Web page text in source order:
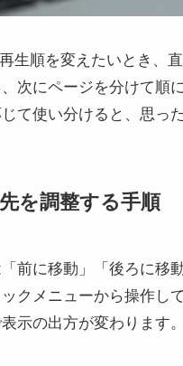
生順を変えたいとき、
次にページを分けて順
て使い分けると、思っ
を調整する手順
前に移動」「後ろに移
クメニューから操作し
示の出方が変わります。